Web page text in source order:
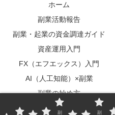
ホーム
副業活動報告
副業・起業の資金調達ガイド
資産運用入門
FX（エフエックス）入門
AI（人工知能）×副業
副業の始め方
実用書レビュー
副 副